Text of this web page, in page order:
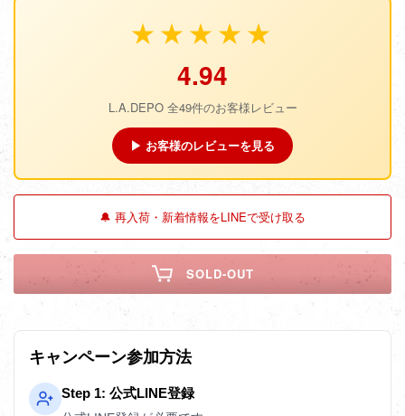
★★★★★
4.94
L.A.DEPO 全49件のお客様レビュー
▶ お客様のレビューを見る
🔔 再入荷・新着情報をLINEで受け取る
SOLD-OUT
キャンペーン参加方法
Step 1: 公式LINE登録